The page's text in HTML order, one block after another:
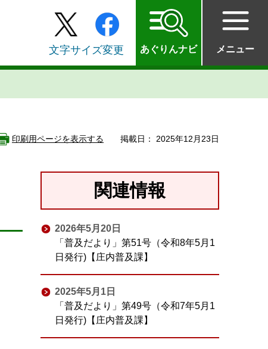
文字サイズ変更 あぐりんナビ メニュー
印刷用ページを表示する 掲載日： 2025年12月23日
関連情報
2026年5月20日
「普及だより」第51号（令和8年5月1
日発行)【庄内普及課】
2025年5月1日
「普及だより」第49号（令和7年5月1
日発行)【庄内普及課】